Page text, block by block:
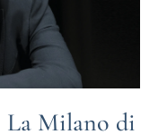
Milano di